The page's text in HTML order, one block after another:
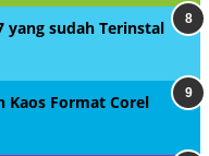
yang sudah Terinstal
Kaos Format Corel